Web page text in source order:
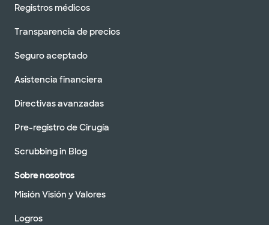
Registros médicos
Transparencia de precios
Seguro aceptado
Asistencia financiera
Directivas avanzadas
Pre-registro de Cirugía
Scrubbing in Blog
Sobre nosotros
Misión Visión y Valores
Logros